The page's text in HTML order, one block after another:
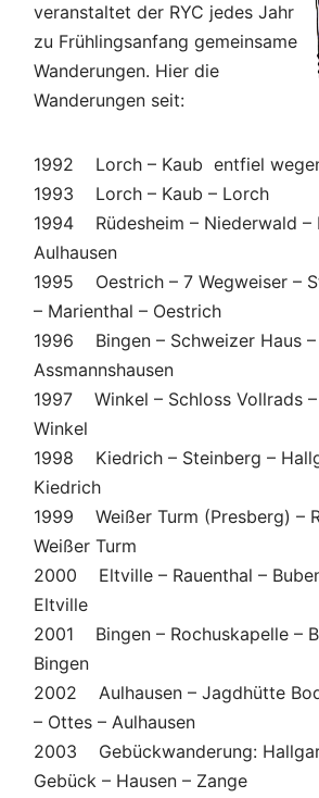
veranstaltet der RYC jedes Jahr
zu Frühlingsanfang gemeinsame
Wanderungen. Hier die
Wanderungen seit:
1992 Lorch – Kaub entfiel
1993 Lorch – Kaub – Lorch
1994 Rüdesheim – Niederwald –
Aulhausen
1995 Oestrich – 7 Wegweiser –
– Marienthal – Oestrich
1996 Bingen – Schweizer Haus –
Assmannshausen
1997 Winkel – Schloss Vollrads
Winkel
1998 Kiedrich – Steinberg –
Kiedrich
1999 Weißer Turm (Presberg) –
Weißer Turm
2000 Eltville – Rauenthal –
Eltville
2001 Bingen – Rochuskapelle –
Bingen
2002 Aulhausen – Jagdhütte
– Ottes – Aulhausen
2003 Gebückwanderung:
Gebück – Hausen – Zange